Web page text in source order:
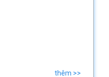
thêm >>